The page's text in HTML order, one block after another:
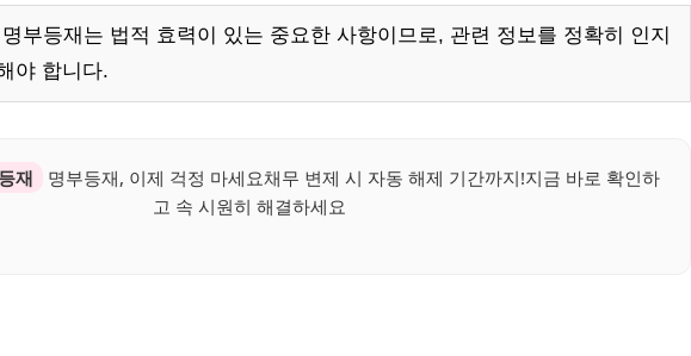
부등재는 법적 효력이 있는 중요한 사항이므로, 관련 정보를 정확히 인지
야 합니다.
재
명부등재, 이제 걱정 마세요채무 변제 시 자동 해제 기간까지!지금 바로 확인하
고 속 시원히 해결하세요